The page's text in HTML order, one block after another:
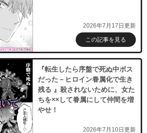
2026年7月17日更新
この記事を見る
『転生したら序盤で死ぬ中ボス
だった－ヒロイン眷属化で生き
残る 』殺されないために、女た
ちを××して眷属にして仲間を増
やせ！
2026年7月10日更新